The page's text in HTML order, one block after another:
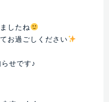
したね
お過ごしください
せです♪